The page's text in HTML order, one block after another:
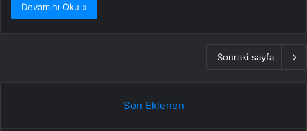
Devamını Oku »
Sonraki sayfa
Son Eklenen